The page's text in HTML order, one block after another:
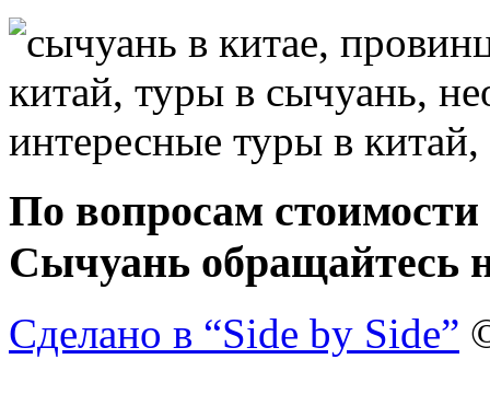
По вопросам
Сычуань обращайтесь
Сделано в “Side by Side”